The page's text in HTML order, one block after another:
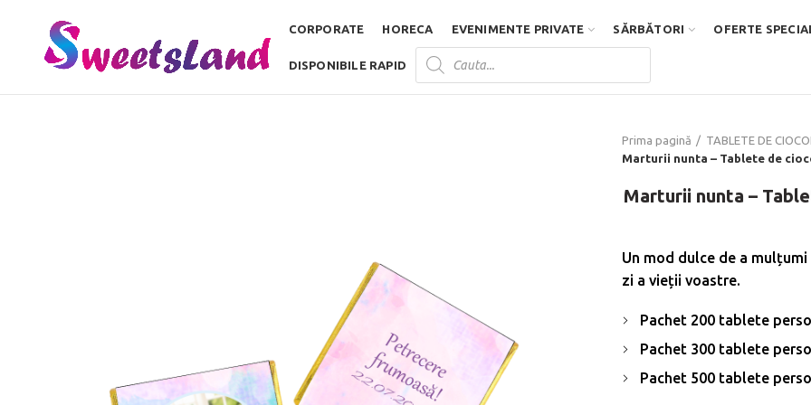
CORPORATE HORECA EVENIMENTE PRIVATE SĂRBĂTORI OFERTE
DISPONIBILE RAPID
Products
search
Prima pagină
TABLETE DE
Marturii nunta – Tablete de
Marturii nunta –
Un mod dulce de a
zi a vieții voastre.
Pachet 200 tablete
Pachet 300 tablete
Pachet 500 tablete